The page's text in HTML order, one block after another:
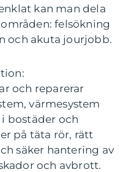
kan man dela
felsökning
och akuta jourjobb.
och reparerar
värmesystem
bostäder och
på täta rör, rätt
säker hantering av
och avbrott.